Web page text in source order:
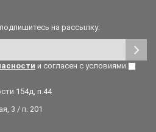
на рассылку:
и согласен с условиями
154д, п.44
3 / п. 201